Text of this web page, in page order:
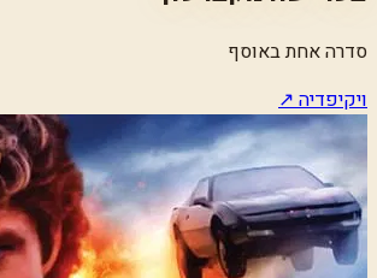
סדרה אחת באוסף
ויקיפדיה ↗